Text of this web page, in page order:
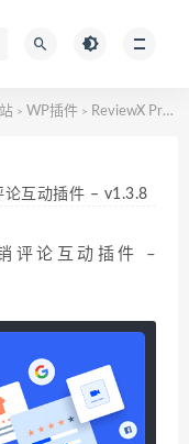
> WP插件 > ReviewX Pro – WooCommerce 营销评论互动插件 – v1.3.8
论互动插件 – v1.3.8
销评论互动插件 –